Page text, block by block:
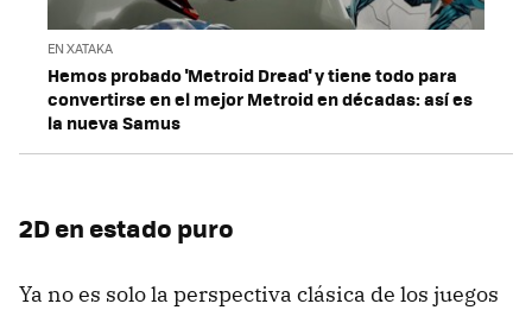
EN XATAKA
Hemos probado 'Metroid Dread' y tiene todo para
convertirse en el mejor Metroid en décadas: así es
la nueva Samus
2D en estado puro
Ya no es solo la perspectiva clásica de los juegos